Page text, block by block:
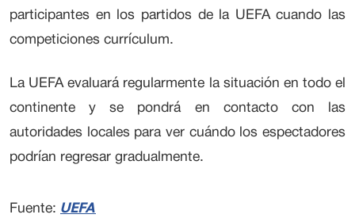
participantes en los partidos de la UEFA cuando las
competiciones currículum.
La UEFA evaluará regularmente la situación en todo el
continente y se pondrá en contacto con las
autoridades locales para ver cuándo los espectadores
podrían regresar gradualmente.
Fuente: UEFA